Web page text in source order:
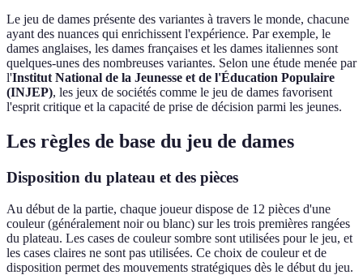
Le jeu de dames présente des variantes à travers le monde, chacune
ayant des nuances qui enrichissent l'expérience. Par exemple, le
dames anglaises, les dames françaises et les dames italiennes sont
quelques-unes des nombreuses variantes. Selon une étude menée par
l'Institut National de la Jeunesse et de l'Éducation Populaire
(INJEP), les jeux de sociétés comme le jeu de dames favorisent
l'esprit critique et la capacité de prise de décision parmi les jeunes.
Les règles de base du jeu de dames
Disposition du plateau et des pièces
Au début de la partie, chaque joueur dispose de 12 pièces d'une
couleur (généralement noir ou blanc) sur les trois premières rangées
du plateau. Les cases de couleur sombre sont utilisées pour le jeu, et
les cases claires ne sont pas utilisées. Ce choix de couleur et de
disposition permet des mouvements stratégiques dès le début du jeu.